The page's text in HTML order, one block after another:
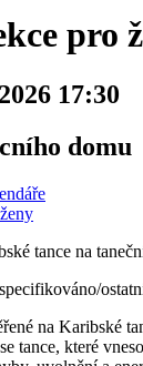
pro
17:30
domu
tance na
na Karibské
tance, které